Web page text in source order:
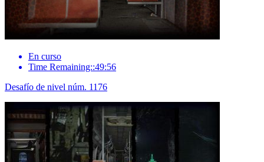
En curso
Time Remaining::49:56
Desafío de nivel núm. 1176